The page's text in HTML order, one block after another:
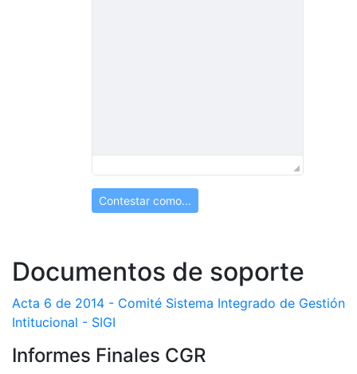
Contestar como...
Documentos de soporte
Acta 6 de 2014 - Comité Sistema Integrado de Gestión
Intitucional - SIGI
Informes Finales CGR